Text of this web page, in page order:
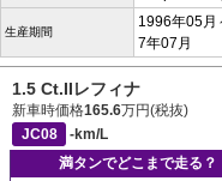
生産期間
1996年05月
7年07月
1.5 Ct.IIレフィナ
新車時価格165.6万円(税抜)
JC08
-km/L
満タンでどこまで走る？